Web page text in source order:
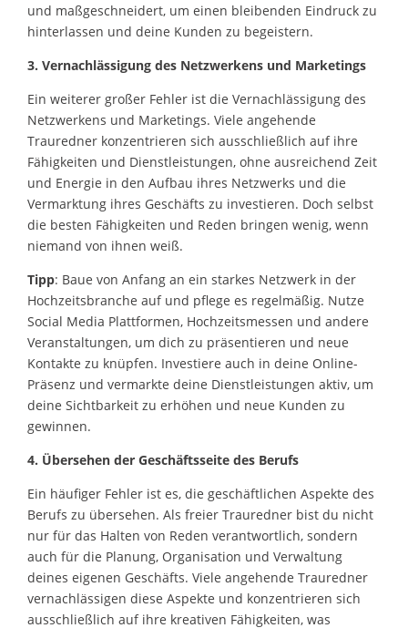
und maßgeschneidert, um einen bleibenden Eindruck zu
hinterlassen und deine Kunden zu begeistern.
3. Vernachlässigung des Netzwerkens und Marketings
Ein weiterer großer Fehler ist die Vernachlässigung des
Netzwerkens und Marketings. Viele angehende
Trauredner konzentrieren sich ausschließlich auf ihre
Fähigkeiten und Dienstleistungen, ohne ausreichend Zeit
und Energie in den Aufbau ihres Netzwerks und die
Vermarktung ihres Geschäfts zu investieren. Doch selbst
die besten Fähigkeiten und Reden bringen wenig, wenn
niemand von ihnen weiß.
Tipp: Baue von Anfang an ein starkes Netzwerk in der
Hochzeitsbranche auf und pflege es regelmäßig. Nutze
Social Media Plattformen, Hochzeitsmessen und andere
Veranstaltungen, um dich zu präsentieren und neue
Kontakte zu knüpfen. Investiere auch in deine Online-
Präsenz und vermarkte deine Dienstleistungen aktiv, um
deine Sichtbarkeit zu erhöhen und neue Kunden zu
gewinnen.
4. Übersehen der Geschäftsseite des Berufs
Ein häufiger Fehler ist es, die geschäftlichen Aspekte des
Berufs zu übersehen. Als freier Trauredner bist du nicht
nur für das Halten von Reden verantwortlich, sondern
auch für die Planung, Organisation und Verwaltung
deines eigenen Geschäfts. Viele angehende Trauredner
vernachlässigen diese Aspekte und konzentrieren sich
ausschließlich auf ihre kreativen Fähigkeiten, was